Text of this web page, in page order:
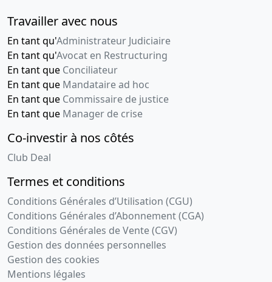
Travailler avec nous
En tant qu'Administrateur Judiciaire
En tant qu'Avocat en Restructuring
En tant que Conciliateur
En tant que Mandataire ad hoc
En tant que Commissaire de justice
En tant que Manager de crise
Co-investir à nos côtés
Club Deal
Termes et conditions
Conditions Générales d’Utilisation (CGU)
Conditions Générales d’Abonnement (CGA)
Conditions Générales de Vente (CGV)
Gestion des données personnelles
Gestion des cookies
Mentions légales